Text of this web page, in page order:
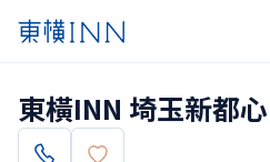
東橫INN 埼玉新都心